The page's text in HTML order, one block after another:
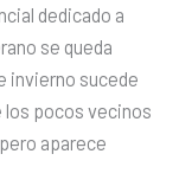
dedicado a
se queda
invierno sucede
los pocos vecinos
aparece